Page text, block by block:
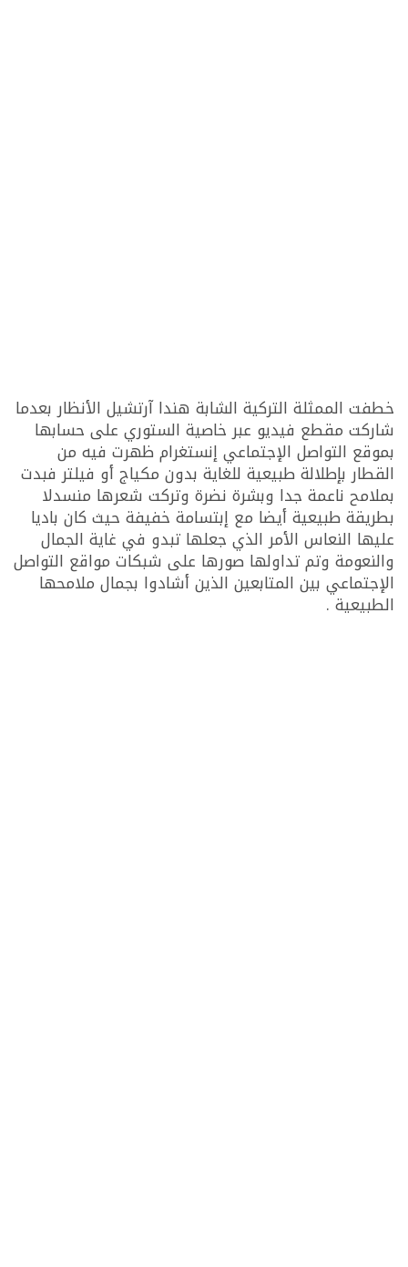
خطفت الممثلة التركية الشابة هندا آرتشيل الأنظار بعدما
شاركت مقطع فيديو عبر خاصية الستوري على حسابها
بموقع التواصل الإجتماعي إنستغرام ظهرت فيه من
القطار بإطلالة طبيعية للغاية بدون مكياج أو فيلتر فبدت
بملامح ناعمة جدا وبشرة نضرة وتركت شعرها منسدلا
بطريقة طبيعية أيضا مع إبتسامة خفيفة حيث كان باديا
عليها النعاس الأمر الذي جعلها تبدو في غاية الجمال
والنعومة وتم تداولها صورها على شبكات مواقع التواصل
الإجتماعي بين المتابعين الذين أشادوا بجمال ملامحها
الطبيعية .